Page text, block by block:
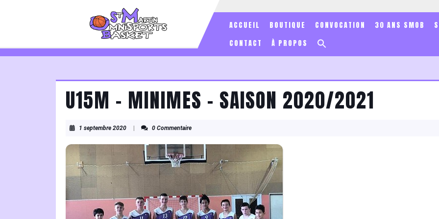
ACCUEIL BOUTIQUE CONVOCATION 30 ANS SMOB
CONTACT
À PROPOS
Search Button
U15M – MINIMES – SAISON 2020/2021
1 septembre 20201
2020
0 Commentaire